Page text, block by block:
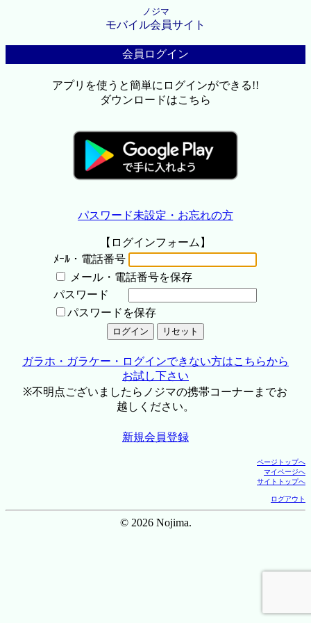
ノジマ
モバイル会員サイト
会員ログイン
アプリを使うと簡単にログインができる!!
ダウンロードはこちら
パスワード未設定・お忘れの方
【ログインフォーム】
ﾒｰﾙ・電話番号
メール・電話番号を保存
パスワード
パスワードを保存
ガラホ・ガラケー・ログインできない方はこちらから
お試し下さい
※不明点ございましたらノジマの携帯コーナーまでお
越しください。
新規会員登録
ページトップへ
マイページへ
サイトトップへ
ログアウト
© 2026 Nojima.